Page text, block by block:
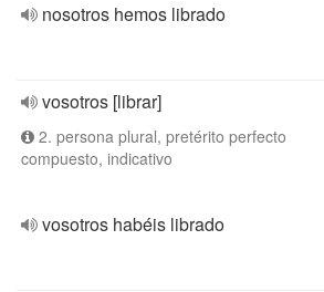
nosotros hemos librado
vosotros [librar]
2. persona plural, pretérito perfecto
compuesto, indicativo
vosotros habéis librado